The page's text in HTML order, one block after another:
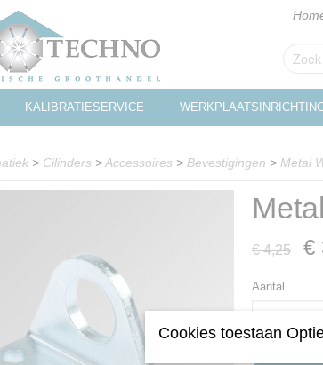
KALIBRATIESERVICE
> Cilinders >Accessoires > Bevestigingen > Metal
€ 4,25 €
Aantal
Cookies toestaan